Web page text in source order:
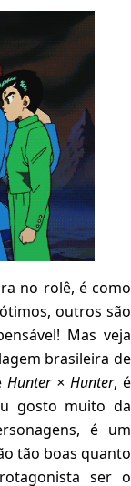
no rolê, é como
outros são
Mas veja
brasileira de
Hunter × Hunter, é
gosto muito da
é um
tão boas quanto
ser o